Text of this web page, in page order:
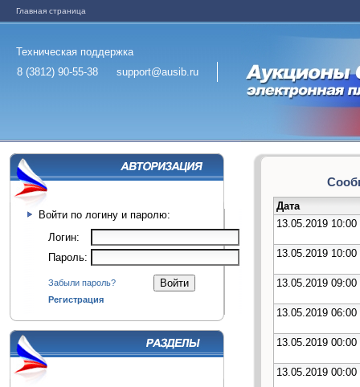
Главная страница
Техническая поддержка
8 (3812) 90-55-38
support@ausib.ru
Войти по логину и паролю:
Логин:
Пароль:
Забыли пароль?
Регистрация
Дата
13.05.2019 10:00
13.05.2019 10:00
13.05.2019 09:00
13.05.2019 06:00
13.05.2019 00:00
13.05.2019 00:00